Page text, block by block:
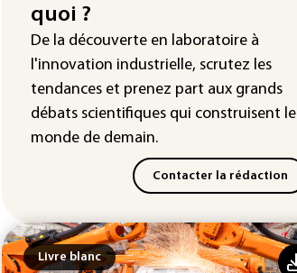
Enquête ouverte après la fuite des
données de 300.000 clients
d'Intermarché
La Slovaquie enregistre un record
absolu de 42,2°C (services
météorologiques)
quoi ?
De la découverte en laboratoire à
l'innovation industrielle, scrutez les
tendances et prenez part aux grands
débats scientifiques qui construisent le
monde de demain.
Contacter la rédaction
Livre blanc